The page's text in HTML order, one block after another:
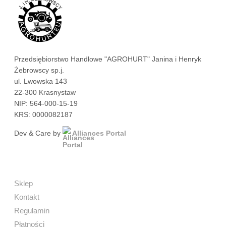
Przedsiębiorstwo Handlowe "AGROHURT" Janina i Henryk
Żebrowscy sp.j.
ul. Lwowska 143
22-300 Krasnystaw
NIP: 564-000-15-19
KRS: 0000082187
Dev & Care by Alliances Portal
Sklep
Kontakt
Regulamin
Płatności